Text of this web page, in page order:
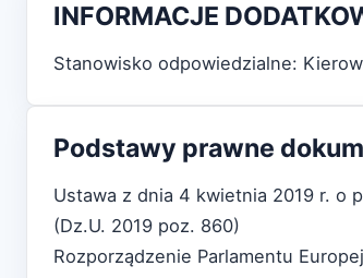
INFORMACJE
Stanowisko odpowiedzialne:
Podstawy prawne
Ustawa z dnia 4 kwietnia 2019 r. o
(Dz.U. 2019 poz. 860)
Rozporządzenie Parlamentu